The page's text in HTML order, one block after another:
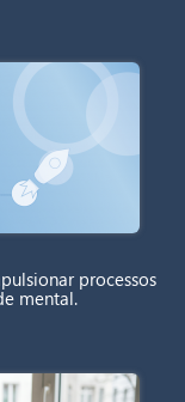
processos
mental.